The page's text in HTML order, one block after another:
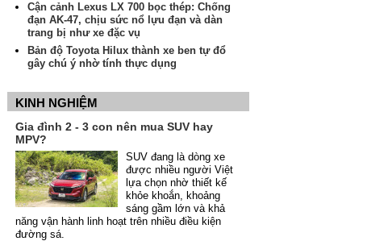
Cận cảnh Lexus LX 700 bọc thép: Chống
đạn AK-47, chịu sức nổ lựu đạn và dàn
trang bị như xe đặc vụ
Bản độ Toyota Hilux thành xe ben tự đổ
gây chú ý nhờ tính thực dụng
KINH NGHIỆM
Gia đình 2 - 3 con nên mua SUV hay
MPV?
SUV đang là dòng xe
được nhiều người Việt
lựa chọn nhờ thiết kế
khỏe khoắn, khoảng
sáng gầm lớn và khả
năng vận hành linh hoạt trên nhiều điều kiện
đường sá.